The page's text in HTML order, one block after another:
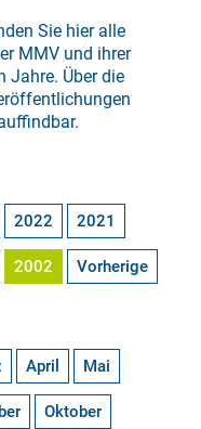
Sie hier alle
MMV und ihrer
Jahre. Über die
2022 2021
2002 Vorherige
April Mai
Oktober